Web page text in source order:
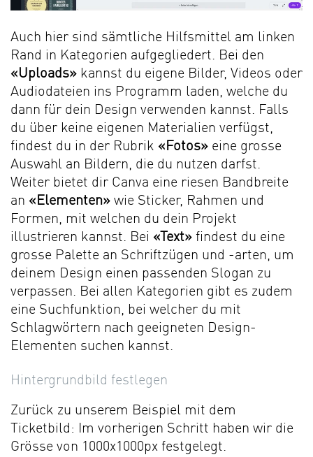
Auch hier sind sämtliche Hilfsmittel am linken
Rand in Kategorien aufgegliedert. Bei den
«Uploads» kannst du eigene Bilder, Videos oder
Audiodateien ins Programm laden, welche du
dann für dein Design verwenden kannst. Falls
du über keine eigenen Materialien verfügst,
findest du in der Rubrik «Fotos» eine grosse
Auswahl an Bildern, die du nutzen darfst.
Weiter bietet dir Canva eine riesen Bandbreite
an «Elementen» wie Sticker, Rahmen und
Formen, mit welchen du dein Projekt
illustrieren kannst. Bei «Text» findest du eine
grosse Palette an Schriftzügen und -arten, um
deinem Design einen passenden Slogan zu
verpassen. Bei allen Kategorien gibt es zudem
eine Suchfunktion, bei welcher du mit
Schlagwörtern nach geeigneten Design-
Elementen suchen kannst.
Hintergrundbild festlegen
Zurück zu unserem Beispiel mit dem
Ticketbild: Im vorherigen Schritt haben wir die
Grösse von 1000x1000px festgelegt.